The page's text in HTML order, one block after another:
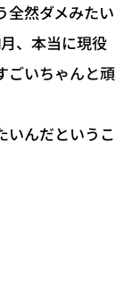
全然ダメみたい
、本当に現役
ごいちゃんと頑
いんだというこ